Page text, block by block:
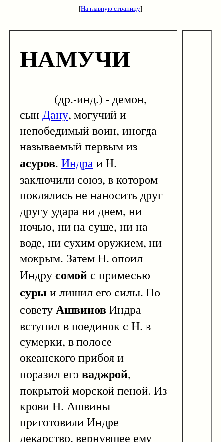
[На главную страницу]
НАМУЧИ
(др.-инд.) - демон,
сынДану, могучий и
непобедимый воин, иногда
называемый первым из
асуров. Индраи Н.
заключили союз, в котором
поклялись не наносить друг
другу удара ни днем, ни
ночью, ни на суше, ни на
воде, ни сухим оружием, ни
мокрым. Затем Н. опоил
Индрусомой с примесью
суры и лишил его силы. По
советуАшвиновИндра
вступил в поединок с Н. в
сумерки, в полосе
океанского прибоя и
поразил его ваджрой,
покрытой морской пеной. Из
крови Н. Ашвины
приготовили Индре
лекарство, вернувшее ему